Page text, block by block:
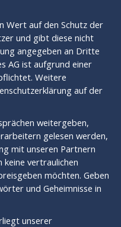
Wert auf den Schutz der
und gibt diese nicht
angegeben an Dritte
AG ist aufgrund einer
Weitere
auf der
weitergeben,
gelesen werden,
mit unseren Partnern
keine vertraulichen
möchten. Geben
und Geheimnisse in
unserer